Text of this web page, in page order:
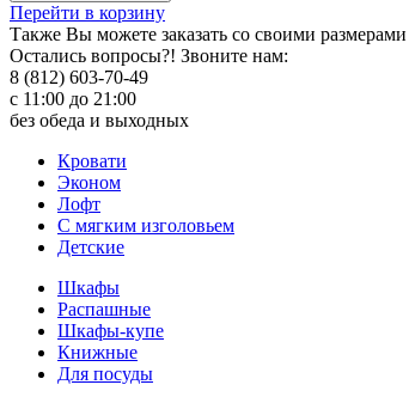
Перейти в корзину
Также Вы можете заказать со своими размерами
Остались вопросы?! Звоните нам:
8 (812) 603-70-49
с 11:00 до 21:00
без обеда и выходных
Кровати
Эконом
Лофт
С мягким изголовьем
Детские
Шкафы
Распашные
Шкафы-купе
Книжные
Для посуды